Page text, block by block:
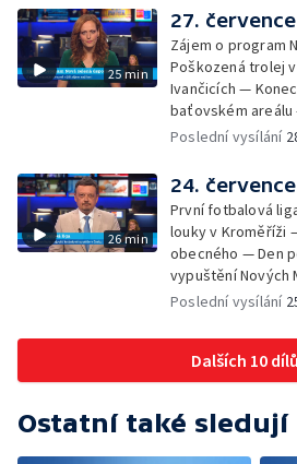
pozorovat zatmění
Letní filmové
— Rekonstrukce
25 min
27. července
Zájem o program
Poškozená trolej
Ivančicích —
baťovském
vína — Výhružky
Brněnské týmy v
Chystaná
Nový seriál pro
Poslední vysílání
26 min
24. července
První fotbalová
louky v Kroměříži
obecného — Den
vypuštění Nových
odstranění
samostatné
Poslední vysílání
Dalších 10 dílů
Ostatní také sledují